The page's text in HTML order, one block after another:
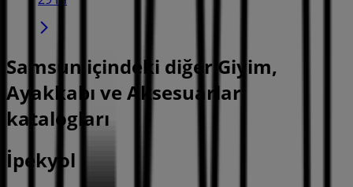
Samsun içindeki diğer Giyim,
Ayakkabı ve Aksesuarlar
katalogları
İpekyol